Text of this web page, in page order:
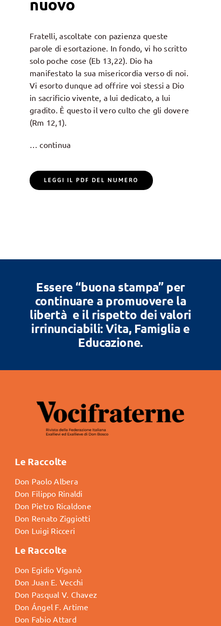
nuovo
Fratelli, ascoltate con pazienza queste
parole di esortazione. In fondo, vi ho scritto
solo poche cose (Eb 13,22). Dio ha
manifestato la sua misericordia verso di noi.
Vi esorto dunque ad offrire voi stessi a Dio
in sacrificio vivente, a lui dedicato, a lui
gradito. È questo il vero culto che gli dovere
(Rm 12,1).
… continua
LEGGI IL PDF DEL NUMERO
Essere “buona stampa” per
continuare a promuovere la
libertà e il rispetto dei valori
irrinunciabili: Vita, Famiglia e
Educazione.
Le Raccolte
Don Paolo Albera
Don Filippo Rinaldi
Don Pietro Ricaldone
Don Renato Ziggiotti
Don Luigi Ricceri
Le Raccolte
Don Egidio Viganò
Don Juan E. Vecchi
Don Pasqual V. Chavez
Don Ángel F. Artime
Don Fabio Attard